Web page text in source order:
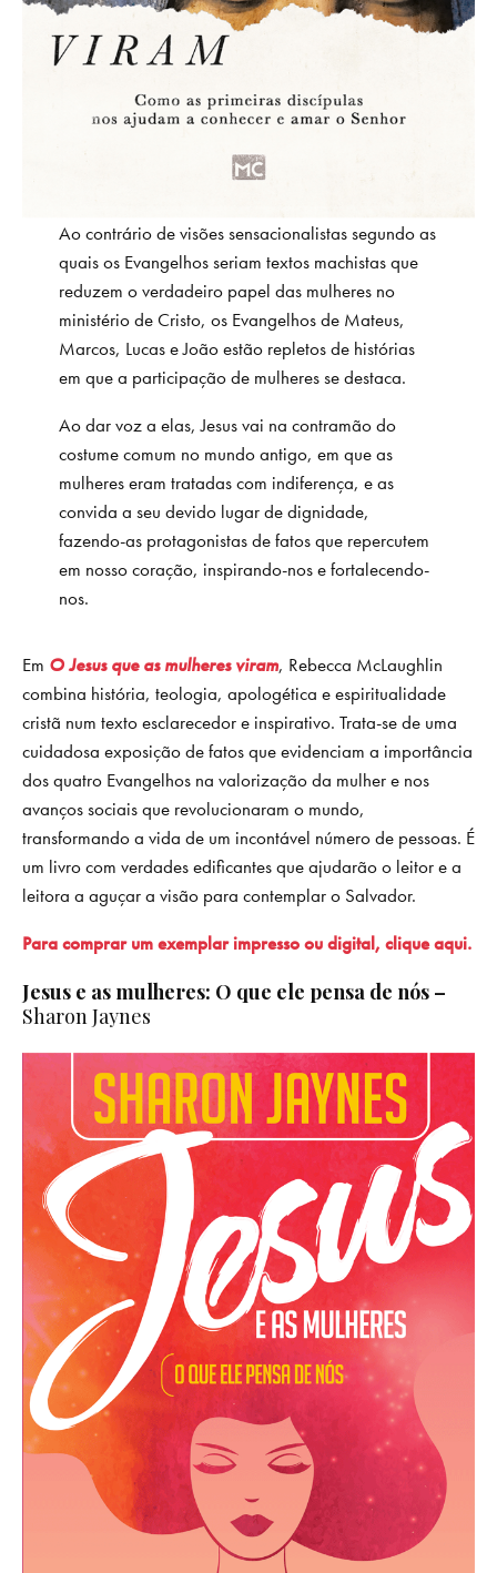
Ao contrário de visões sensacionalistas segundo as
quais os Evangelhos seriam textos machistas que
reduzem o verdadeiro papel das mulheres no
ministério de Cristo, os Evangelhos de Mateus,
Marcos, Lucas e João estão repletos de histórias
em que a participação de mulheres se destaca.
Ao dar voz a elas, Jesus vai na contramão do
costume comum no mundo antigo, em que as
mulheres eram tratadas com indiferença, e as
convida a seu devido lugar de dignidade,
fazendo-as protagonistas de fatos que repercutem
em nosso coração, inspirando-nos e fortalecendo-
nos.
Em O Jesus que as mulheres viram, Rebecca McLaughlin
combina história, teologia, apologética e espiritualidade
cristã num texto esclarecedor e inspirativo. Trata-se de uma
cuidadosa exposição de fatos que evidenciam a importância
dos quatro Evangelhos na valorização da mulher e nos
avanços sociais que revolucionaram o mundo,
transformando a vida de um incontável número de pessoas. É
um livro com verdades edificantes que ajudarão o leitor e a
leitora a aguçar a visão para contemplar o Salvador.
Para comprar um exemplar impresso ou digital, clique aqui.
Jesus e as mulheres: O que ele pensa de nós –
Sharon Jaynes